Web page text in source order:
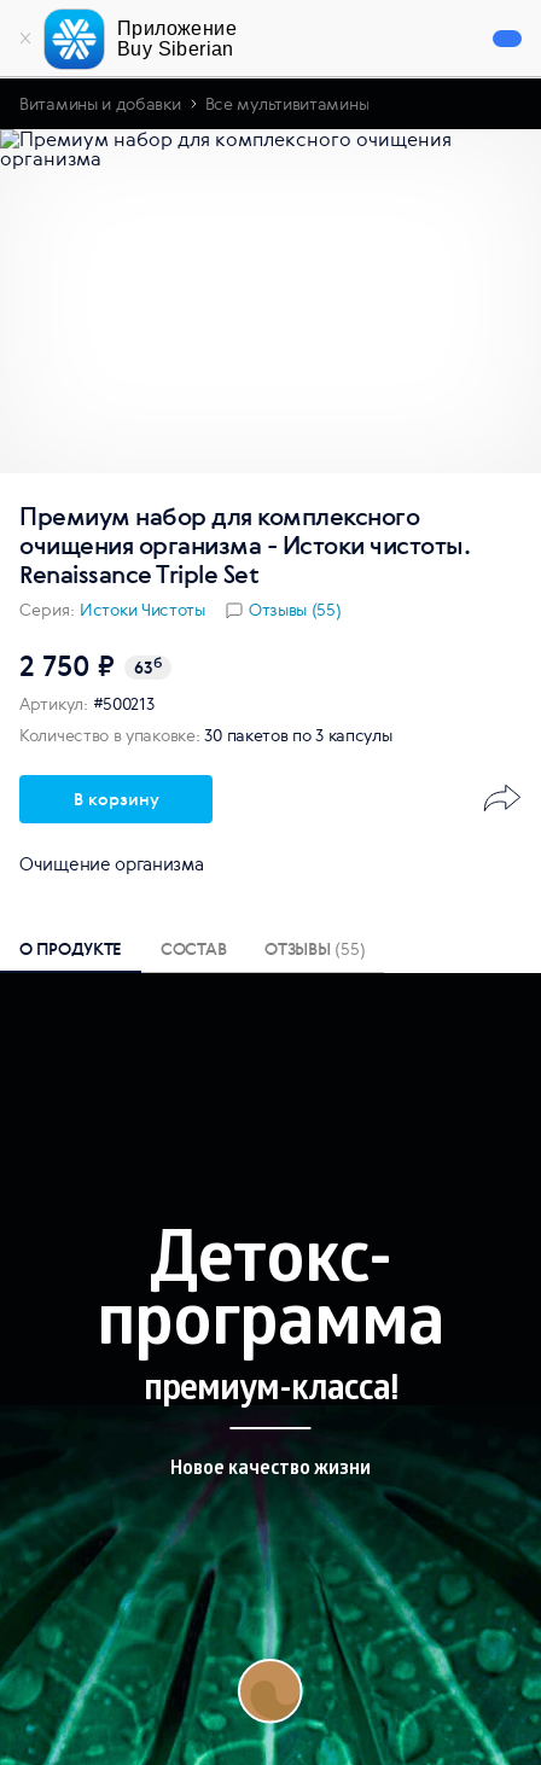
Приложение
Buy Siberian
Витамины и добавки Все мультивитамины
Премиум набор для комплексного
очищения организма - Истоки чистоты.
Renaissance Triple Set
Серия: Истоки Чистоты Отзывы (55)
Очищение организма
2 750 ₽ 63б
Артикул: #500213
Количество в упаковке: 30 пакетов по 3 капсулы
В корзину
О ПРОДУКТЕ СОСТАВ ОТЗЫВЫ (55)
Детокс-
программа
премиум-класса!
Новое качество жизни